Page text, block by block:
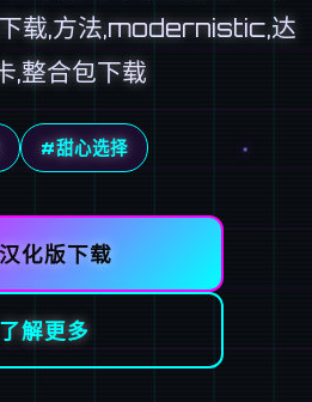
载,方法,modernistic,达
,整合包下载
#甜心选择
汉化版下载
了解更多